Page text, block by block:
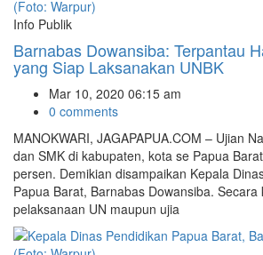
Info Publik
Barnabas Dowansiba: Terpantau
yang Siap Laksanakan UNBK
Mar 10, 2020 06:15 am
0 comments
MANOKWARI, JAGAPAPUA.COM – Ujian
dan SMK di kabupaten, kota se Papua
persen. Demikian disampaikan Kepala
Papua Barat, Barnabas Dowansiba. Secara
pelaksanaan UN maupun ujia